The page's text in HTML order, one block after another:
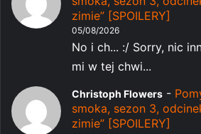
zimie” [SPOILERY]
05/08/2026
No i ch... :/ Sorry, nic
mi w tej chwi...
Christoph Flowers -
smoka, sezon 3,
zimie” [SPOILERY]